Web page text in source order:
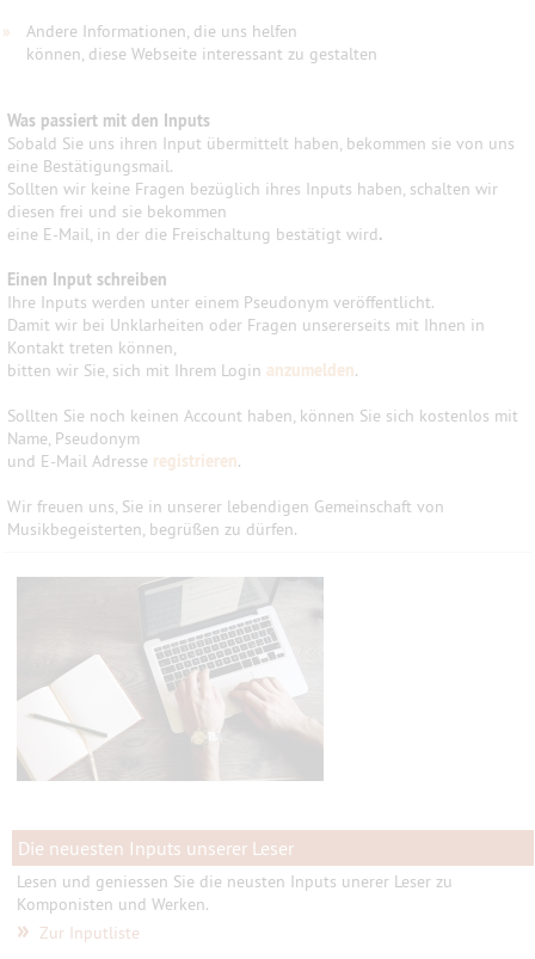
»
Andere Informationen, die uns helfen
können, diese Webseite interessant zu gestalten
Was passiert mit den Inputs
Sobald Sie uns ihren Input übermittelt haben, bekommen sie von uns
eine Bestätigungsmail.
Sollten wir keine Fragen bezüglich ihres Inputs haben, schalten wir
diesen frei und sie bekommen
eine E-Mail, in der die Freischaltung bestätigt wird.
Einen Input schreiben
Ihre Inputs werden unter einem Pseudonym veröffentlicht.
Damit wir bei Unklarheiten oder Fragen unsererseits mit Ihnen in
Kontakt treten können,
bitten wir Sie, sich mit Ihrem Login anzumelden.
Sollten Sie noch keinen Account haben, können Sie sich kostenlos mit
Name, Pseudonym
und E-Mail Adresse registrieren.
Wir freuen uns, Sie in unserer lebendigen Gemeinschaft von
Musikbegeisterten, begrüßen zu dürfen.
Die neuesten Inputs unserer Leser
Lesen und geniessen Sie die neusten Inputs unerer Leser zu
Komponisten und Werken.
» Zur Inputliste